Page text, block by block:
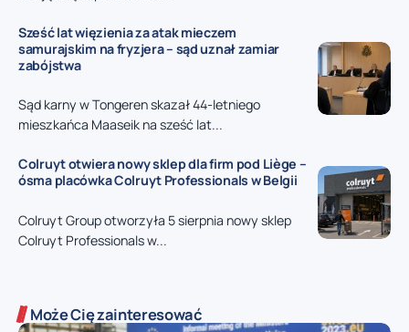
Sześć lat więzienia za atak mieczem
samurajskim na fryzjera – sąd uznał zamiar
zabójstwa
Sąd karny w Tongeren skazał 44-letniego
mieszkańca Maaseik na sześć lat...
Colruyt otwiera nowy sklep dla firm pod Liège –
ósma placówka Colruyt Professionals w Belgii
Colruyt Group otworzyła 5 sierpnia nowy sklep
Colruyt Professionals w...
Może Cię zainteresować